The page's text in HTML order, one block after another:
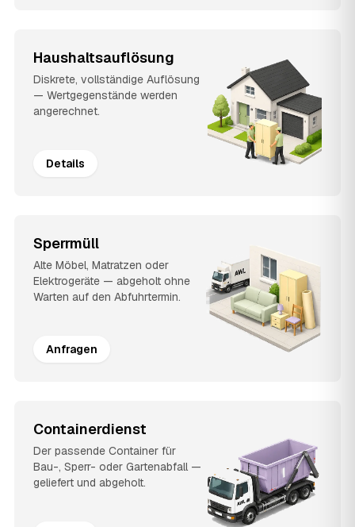
Haushaltsauflösung
Diskrete, vollständige Auflösung
— Wertgegenstände werden
angerechnet.
Details
Sperrmüll
Alte Möbel, Matratzen oder
Elektrogeräte — abgeholt ohne
Warten auf den Abfuhrtermin.
Anfragen
Containerdienst
Der passende Container für
Bau-, Sperr- oder Gartenabfall —
geliefert und abgeholt.